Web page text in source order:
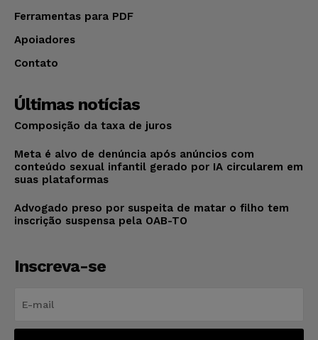
Ferramentas para PDF
Apoiadores
Contato
Últimas notícias
Composição da taxa de juros
Meta é alvo de denúncia após anúncios com
conteúdo sexual infantil gerado por IA circularem em
suas plataformas
Advogado preso por suspeita de matar o filho tem
inscrição suspensa pela OAB-TO
Inscreva-se